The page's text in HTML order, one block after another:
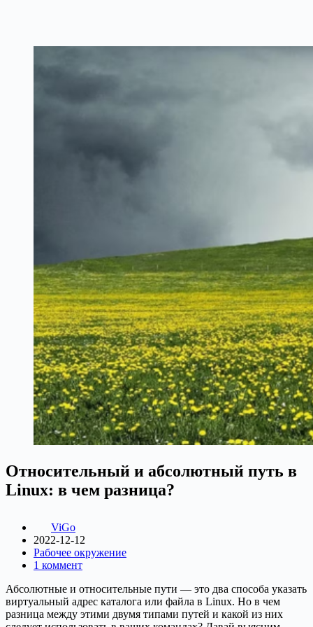
Относительный и абсолютный путь в
Linux: в чем разница?
ViGo
2022-12-12
Рабочее окружение
1 коммент
Абсолютные и относительные пути — это два способа указать
виртуальный адрес каталога или файла в Linux. Но в чем
разница между этими двумя типами путей и какой из них